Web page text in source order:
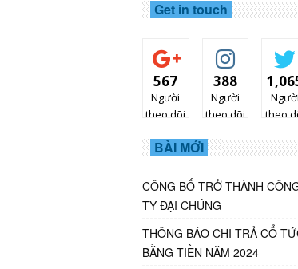
Get in touch
567
Người
theo dõi
388
Người
theo dõi
Người
theo
BÀI MỚI
CÔNG BỐ TRỞ THÀNH
TY ĐẠI CHÚNG
THÔNG BÁO CHI TRẢ CỔ
BẰNG TIỀN NĂM 2024